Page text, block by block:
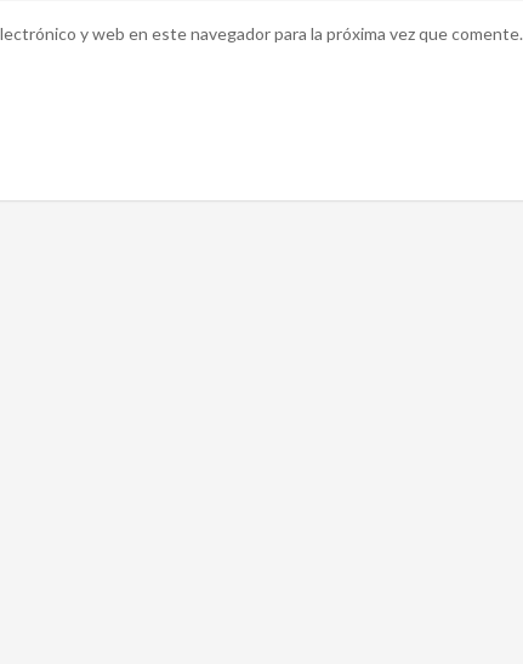
y web en este navegador para la próxima vez que comente.